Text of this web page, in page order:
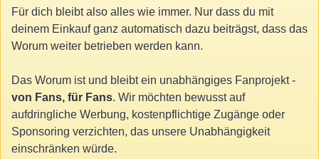
Für dich bleibt also alles wie immer. Nur dass du mit
deinem Einkauf ganz automatisch dazu beiträgst, dass das
Worum weiter betrieben werden kann.
Das Worum ist und bleibt ein unabhängiges Fanprojekt -
von Fans, für Fans. Wir möchten bewusst auf
aufdringliche Werbung, kostenpflichtige Zugänge oder
Sponsoring verzichten, das unsere Unabhängigkeit
einschränken würde.